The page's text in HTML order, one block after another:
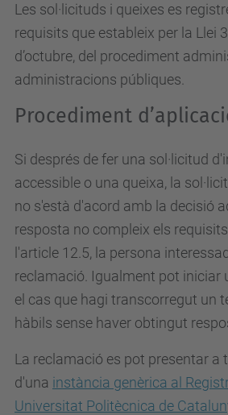
Les sol·licituds i queixes es
requisits que estableix per la Llei
d’octubre, del procediment
administracions públiques.
Procediment
Si després de fer una sol·licitud
accessible o una queixa, la
no s'està d'acord amb la decisió
resposta no compleix els
l'article 12.5, la persona
reclamació. Igualment pot iniciar
el cas que hagi transcorregut un
hàbils sense haver obtingut
La reclamació es pot presentar a
d'una instància genèrica al
Universitat Politècnica de